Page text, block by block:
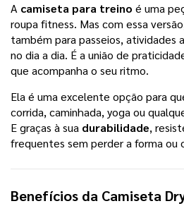
A camiseta para treino é uma
roupa fitness. Mas com essa
também para passeios, atividades
no dia a dia. É a união de
que acompanha o seu ritmo.
Ela é uma excelente opção para
corrida, caminhada, yoga ou
E graças à sua durabilidade,
frequentes sem perder a forma ou
Benefícios da Camiseta